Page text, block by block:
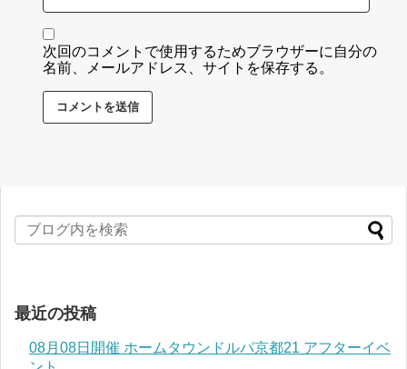
次回のコメントで使用するためブラウザーに自分の
名前、メールアドレス、サイトを保存する。
最近の投稿
08月08日開催 ホームタウンドルパ京都21 アフターイベ